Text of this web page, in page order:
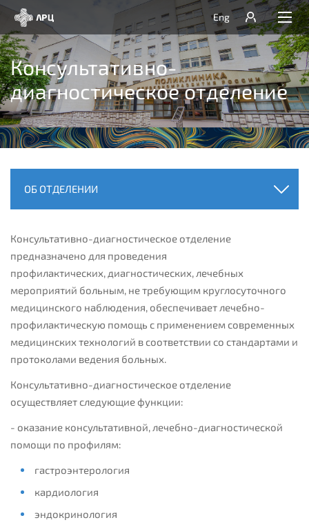
Eng
Консультативно-
диагностическое отделение
ОБ ОТДЕЛЕНИИ
Консультативно-диагностическое отделение
предназначено для проведения
профилактических, диагностических, лечебных
мероприятий больным, не требующим круглосуточного
медицинского наблюдения, обеспечивает лечебно-
профилактическую помощь с применением современных
медицинских технологий в соответствии со стандартами и
протоколами ведения больных.
Консультативно-диагностическое отделение
осуществляет следующие функции:
- оказание консультативной, лечебно-диагностической
помощи по профилям:
гастроэнтерология
кардиология
эндокринология